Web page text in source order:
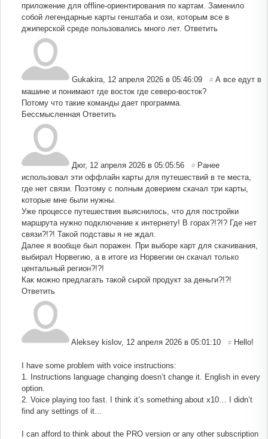
приложение для offline-ориентирования по картам. Заменило
собой легендарные карты генштаба и ози, которым все в
джиперской среде пользовались много лет. Ответить
Gukаkira 12 апреля 2026 в 05:46:09 # А все едут в
машине и понимают где восток где северо-восток?
Потому что такие команды дает программа.
Бессмысленная Ответить
Дюг, 12 апреля 2026 в 05:05:56 # Ранее
использовал эти оффлайн карты для путешествий в те места,
где нет связи. Поэтому с полным доверием скачал три карты,
которые мне были нужны.
Уже процессе путешествия выяснилось, что для постройки
маршрута нужно подключение к интернету! В горах?!?!? Где нет
связи?!?! Такой подставы я не ждал.
Далее я вообще был поражен. При выборе карт для скачивания,
выбирал Норвегию, а в итоге из Норвегии он скачал только
центальный регион?!?!
Как можно предлагать такой сырой продукт за деньги?!?!
Ответить
Aleksey kislov, 12 апреля 2026 в 05:01:10 # Hello!
I have some problem with voice instructions:
1. Instructions language changing doesn’t change it. English in every
option.
2. Voice playing too fast. I think it’s something about x10… I didn’t
find any settings of it…
I can afford to think about the PRO version or any other subscription